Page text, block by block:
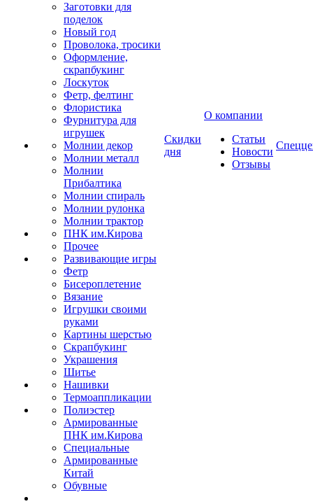
Заготовки для
поделок
Новый год
Проволока, тросики
Оформление,
скрапбукинг
Лоскуток
Фетр, фелтинг
Флористика
Фурнитура для
игрушек
Молнии декор
Молнии металл
Молнии
Прибалтика
Молнии спираль
Молнии рулонка
Молнии трактор
ПНК им.Кирова
Прочее
Развивающие игры
Фетр
Бисероплетение
Вязание
Игрушки своими
руками
Картины шерстью
Скрапбукинг
Украшения
Шитье
Нашивки
Термоаппликации
Полиэстер
Армированные
ПНК им.Кирова
Специальные
Армированные
Китай
Обувные
Скидки
дня
О компании
Статьи
Новости
Отзывы